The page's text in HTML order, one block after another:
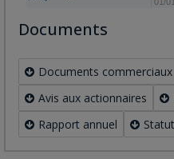
Documents
Documents commerciaux
Avis aux actionnaires
Rapport annuel